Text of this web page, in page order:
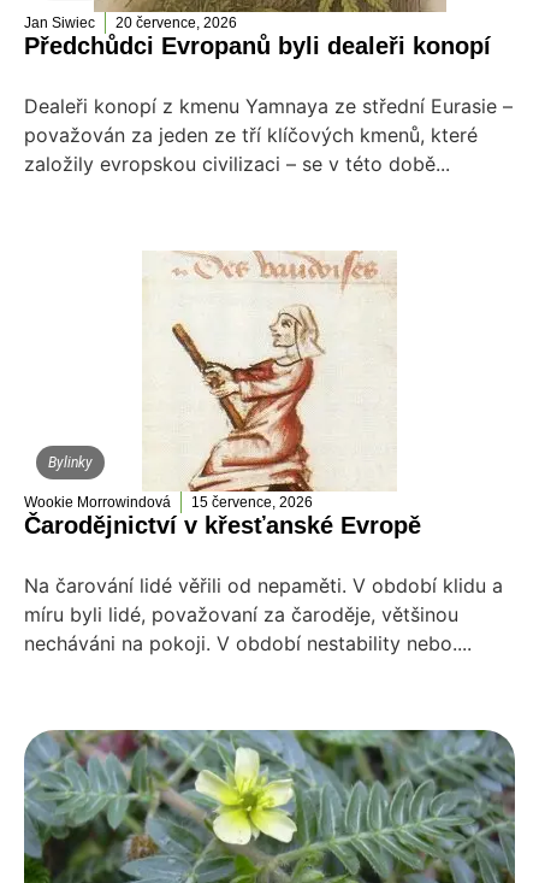
Jan Siwiec 20 července, 2026
Předchůdci Evropanů byli dealeři konopí
Dealeři konopí z kmenu Yamnaya ze střední Eurasie –
považován za jeden ze tří klíčových kmenů, které
založily evropskou civilizaci – se v této době...
Bylinky
Wookie Morrowindová 15 července, 2026
Čarodějnictví v křesťanské Evropě
Na čarování lidé věřili od nepaměti. V období klidu a
míru byli lidé, považovaní za čaroděje, většinou
necháváni na pokoji. V období nestability nebo....